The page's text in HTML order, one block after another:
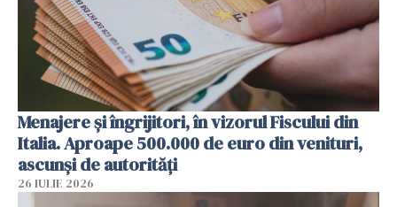
Menajere și îngrijitori, în vizorul Fiscului din
Italia. Aproape 500.000 de euro din venituri,
ascunși de autorități
26 IULIE 2026